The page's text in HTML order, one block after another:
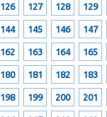
126 127 128 129
144 145 146 147
162 163 164 165
180 181 182 183
198 199 200 201